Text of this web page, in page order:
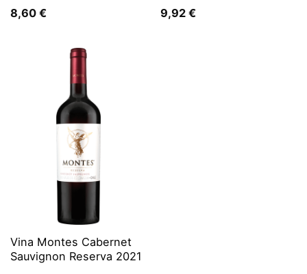
8,60 €
9,92 €
Vina Montes Cabernet
Sauvignon Reserva 2021